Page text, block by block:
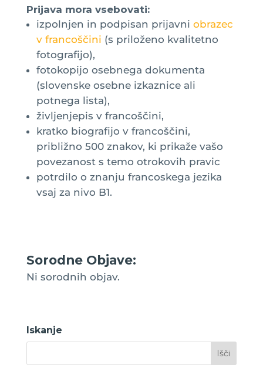
Prijava mora vsebovati:
izpolnjen in podpisan prijavni obrazec
v francoščini (s priloženo kvalitetno
fotografijo),
fotokopijo osebnega dokumenta
(slovenske osebne izkaznice ali
potnega lista),
življenjepis v francoščini,
kratko biografijo v francoščini,
približno 500 znakov, ki prikaže vašo
povezanost s temo otrokovih pravic
potrdilo o znanju francoskega jezika
vsaj za nivo B1.
Sorodne Objave:
Ni sorodnih objav.
Iskanje